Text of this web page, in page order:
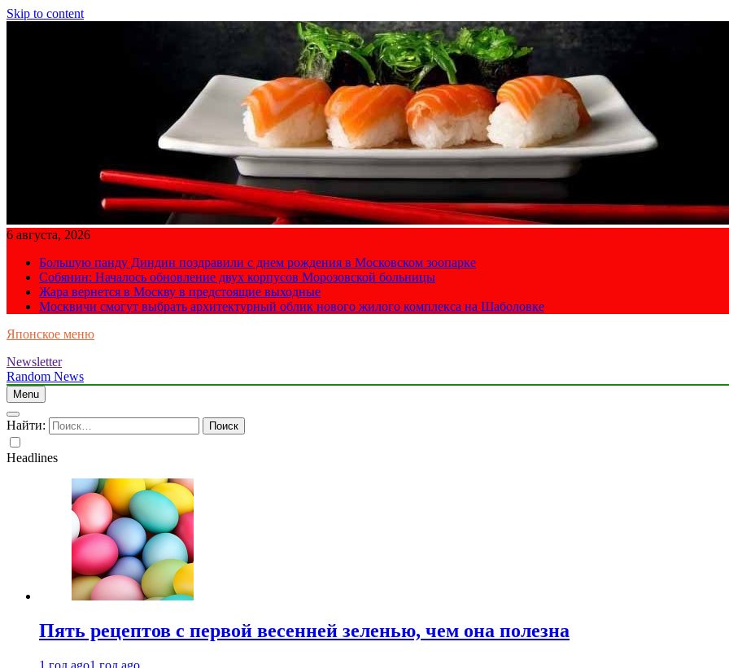
Skip to content
6 августа, 2026
Большую панду Диндин поздравили с днем рождения в Московском зоопарке
Собянин: Началось обновление двух корпусов Морозовской больницы
Жара вернется в Москву в предстоящие выходные
Москвичи смогут выбрать архитектурный облик нового жилого комплекса на Шаболовке
Японское меню
Newsletter
Random News
Menu
Найти:
Headlines
Пять рецептов с первой весенней зеленью, чем она полезна
1 год ago1 год ago